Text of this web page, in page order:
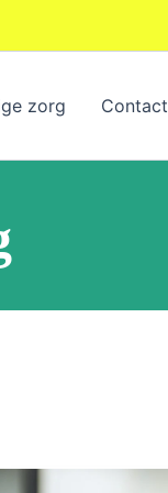
zorg Contact